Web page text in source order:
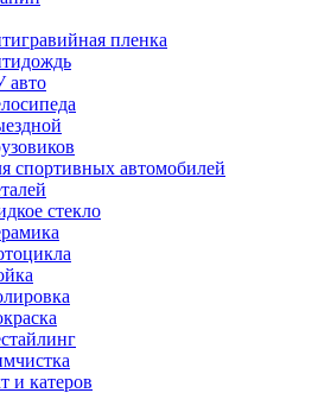
пленка
авто
спортивных автомобилей
стекло
и катеров